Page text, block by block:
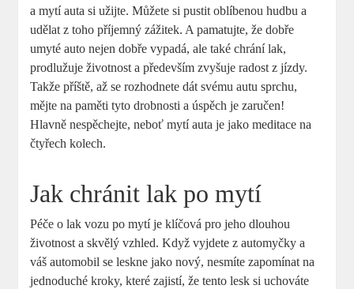
a mytí auta si užijte. Můžete si pustit oblíbenou hudbu a
udělat z toho příjemný zážitek. A pamatujte, že dobře
umyté auto nejen dobře vypadá, ale také chrání lak,
prodlužuje životnost a především zvyšuje radost z jízdy.
Takže příště, až se rozhodnete dát svému autu sprchu,
mějte na paměti tyto drobnosti a úspěch je zaručen!
Hlavně nespěchejte, neboť mytí auta je jako meditace na
čtyřech kolech.
Jak chránit lak po mytí
Péče o lak vozu po mytí je klíčová pro jeho dlouhou
životnost a skvělý vzhled. Když vyjdete z automyčky a
váš automobil se leskne jako nový, nesmíte zapomínat na
jednoduché kroky, které zajistí, že tento lesk si uchováte